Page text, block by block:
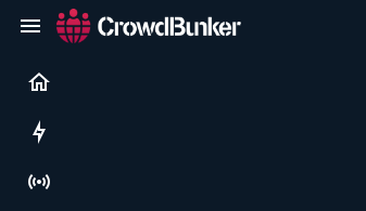
Live